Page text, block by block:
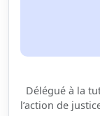
Délégué à la
l’action de